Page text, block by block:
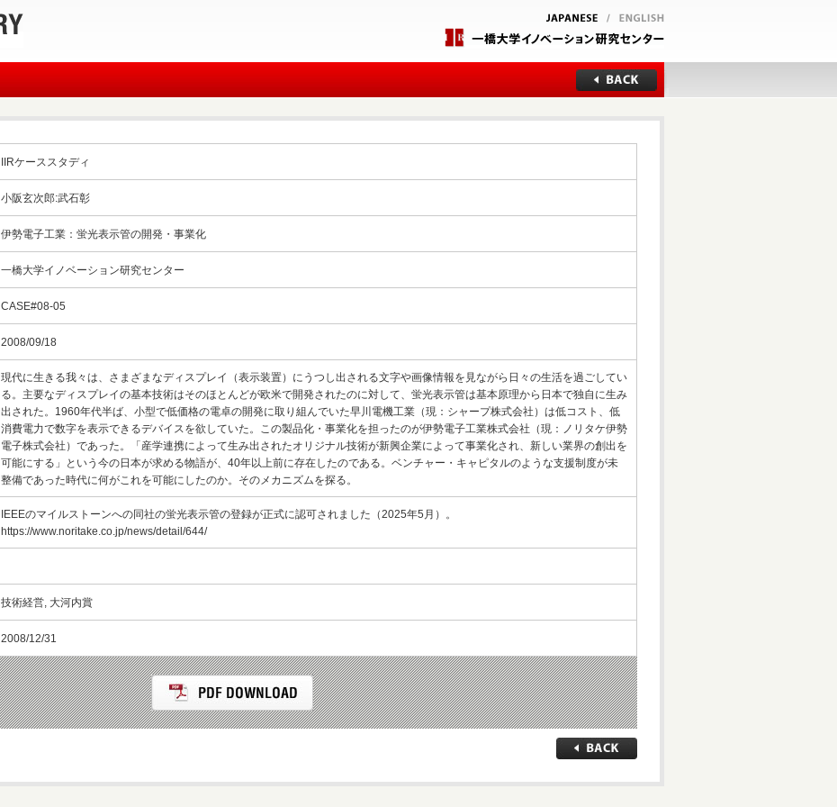
IIRケーススタディ
小阪玄次郎:武石彰
伊勢電子工業：蛍光表示管の開発・事業化
一橋大学イノベーション研究センター
CASE#08-05
2008/09/18
現代に生きる我々は、さまざまなディスプレイ（表示装置）にうつし出される文字や画像情報を見ながら日々の生活を過ごしてい
る。主要なディスプレイの基本技術はそのほとんどが欧米で開発されたのに対して、蛍光表示管は基本原理から日本で独自に生み
出された。1960年代半ば、小型で低価格の電卓の開発に取り組んでいた早川電機工業（現：シャープ株式会社）は低コスト、低
消費電力で数字を表示できるデバイスを欲していた。この製品化・事業化を担ったのが伊勢電子工業株式会社（現：ノリタケ伊勢
電子株式会社）であった。「産学連携によって生み出されたオリジナル技術が新興企業によって事業化され、新しい業界の創出を
可能にする」という今の日本が求める物語が、40年以上前に存在したのである。ベンチャー・キャピタルのような支援制度が未
整備であった時代に何がこれを可能にしたのか。そのメカニズムを探る。
IEEEのマイルストーンへの同社の蛍光表示管の登録が正式に認可されました（2025年5月）。
https://www.noritake.co.jp/news/detail/644/
技術経営, 大河内賞
2008/12/31